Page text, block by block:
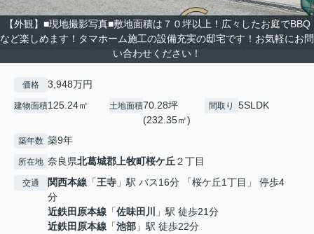
【外観】■現地撮影写真■敷地面積は７０坪以上！広々したお庭でBBQ
など楽しめます！タマホーム施工の設備充実の邸宅です！お気軽にお問
い合わせください！
価格 3,948万円
建物面積125.24㎡ 土地面積70.28坪
(232.35㎡)
間取り 5SLDK
築年数 築9年
所在地 奈良県北葛城郡上牧町桜ケ丘２丁目
交通 関西本線 「王寺 」駅 バス16分 「桜ケ丘1丁目」 停歩4
分
近鉄田原本線 「佐味田川
」駅 徒歩21分
近鉄田原本線 「池部 」駅 徒歩22分